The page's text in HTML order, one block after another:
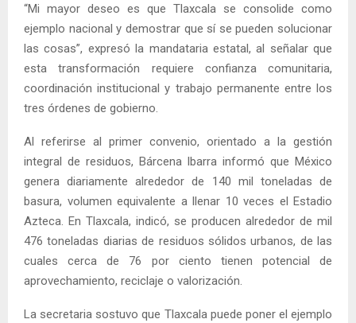
“Mi mayor deseo es que Tlaxcala se consolide como
ejemplo nacional y demostrar que sí se pueden solucionar
las cosas”, expresó la mandataria estatal, al señalar que
esta transformación requiere confianza comunitaria,
coordinación institucional y trabajo permanente entre los
tres órdenes de gobierno.
Al referirse al primer convenio, orientado a la gestión
integral de residuos, Bárcena Ibarra informó que México
genera diariamente alrededor de 140 mil toneladas de
basura, volumen equivalente a llenar 10 veces el Estadio
Azteca. En Tlaxcala, indicó, se producen alrededor de mil
476 toneladas diarias de residuos sólidos urbanos, de las
cuales cerca de 76 por ciento tienen potencial de
aprovechamiento, reciclaje o valorización.
La secretaria sostuvo que Tlaxcala puede poner el ejemplo